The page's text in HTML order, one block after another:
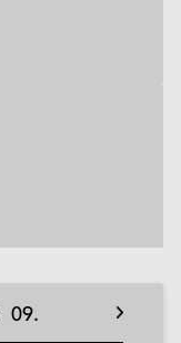
09.